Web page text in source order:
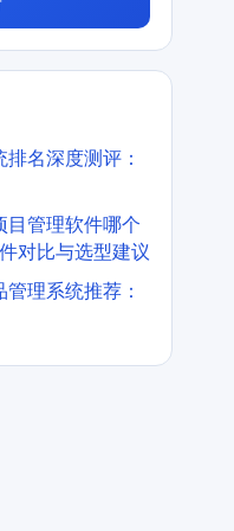
名深度测评：
管理软件哪个
对比与选型建议
理系统推荐：